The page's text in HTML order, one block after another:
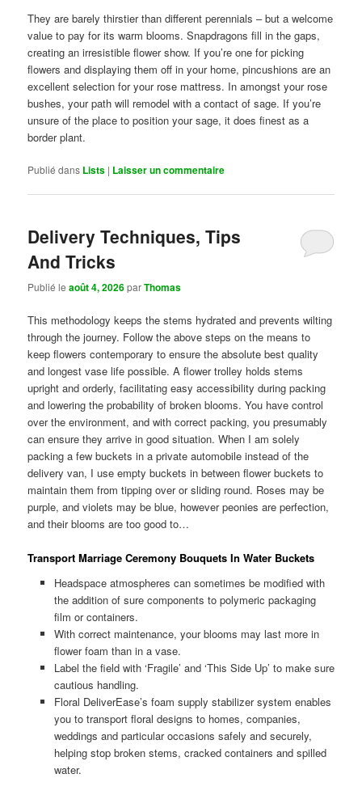
They are barely thirstier than different perennials – but a welcome
value to pay for its warm blooms. Snapdragons fill in the gaps,
creating an irresistible flower show. If you’re one for picking
flowers and displaying them off in your home, pincushions are an
excellent selection for your rose mattress. In amongst your rose
bushes, your path will remodel with a contact of sage. If you’re
unsure of the place to position your sage, it does finest as a
border plant.
Publié dans Lists | Laisser un commentaire
Delivery Techniques, Tips
And Tricks
Publié leaoût 4, 2026parThomas
This methodology keeps the stems hydrated and prevents wilting
through the journey. Follow the above steps on the means to
keep flowers contemporary to ensure the absolute best quality
and longest vase life possible. A flower trolley holds stems
upright and orderly, facilitating easy accessibility during packing
and lowering the probability of broken blooms. You have control
over the environment, and with correct packing, you presumably
can ensure they arrive in good situation. When I am solely
packing a few buckets in a private automobile instead of the
delivery van, I use empty buckets in between flower buckets to
maintain them from tipping over or sliding round. Roses may be
purple, and violets may be blue, however peonies are perfection,
and their blooms are too good to…
Transport Marriage Ceremony Bouquets In Water Buckets
Headspace atmospheres can sometimes be modified with
the addition of sure components to polymeric packaging
film or containers.
With correct maintenance, your blooms may last more in
flower foam than in a vase.
Label the field with ‘Fragile’ and ‘This Side Up’ to make sure
cautious handling.
Floral DeliverEase’s foam supply stabilizer system enables
you to transport floral designs to homes, companies,
weddings and particular occasions safely and securely,
helping stop broken stems, cracked containers and spilled
water.